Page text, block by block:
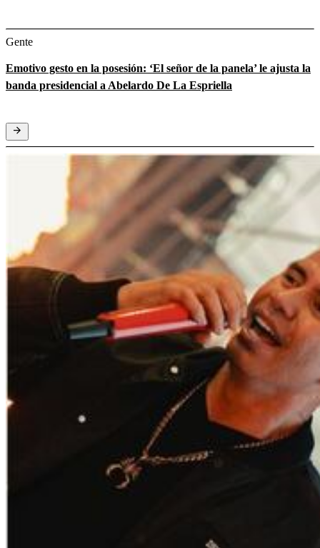
Gente
Emotivo gesto en la posesión: ‘El señor de la panela’ le ajusta la
banda presidencial a Abelardo De La Espriella